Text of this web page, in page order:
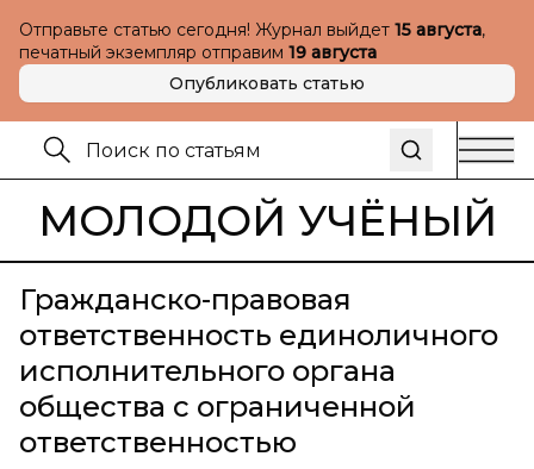
Отправьте статью сегодня! Журнал выйдет 15 августа,
печатный экземпляр отправим 19 августа
Опубликовать статью
МОЛОДОЙ УЧЁНЫЙ
Гражданско-правовая
ответственность единоличного
исполнительного органа
общества с ограниченной
ответственностью